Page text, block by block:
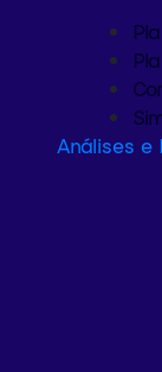
Análises e